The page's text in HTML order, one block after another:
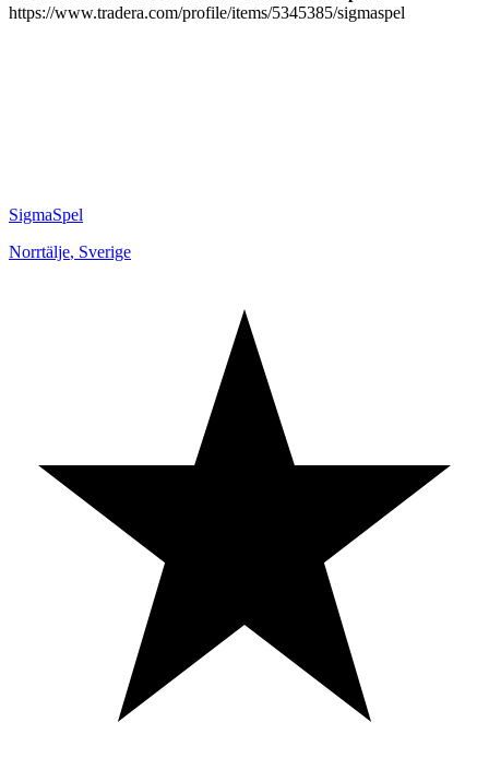
https://www.tradera.com/profile/items/5345385/sigmaspel
SigmaSpel
Norrtälje, Sverige